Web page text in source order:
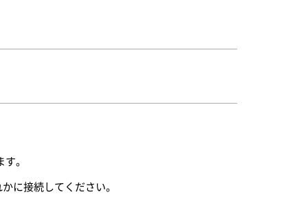
。
に接続してください。